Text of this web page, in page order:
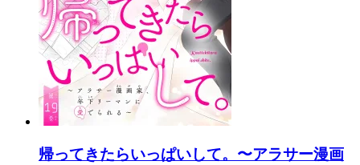
帰ってきたらいっぱいして。〜アラサー漫画